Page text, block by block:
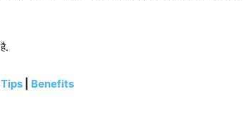
Benefits